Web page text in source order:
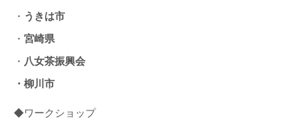
・ うきは市
・ 宮崎県
・ 八女茶振興会
・柳川市
◆ワークショップ